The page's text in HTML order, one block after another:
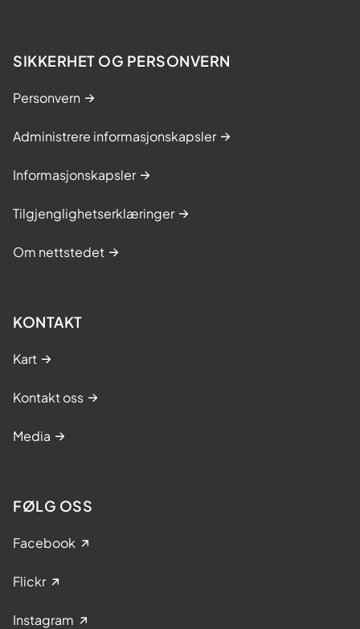
SIKKERHET OG PERSONVERN
Personvern
Administrere informasjonskapsler
Informasjonskapsler
Tilgjenglighetserklæringer
Om nettstedet
KONTAKT
Kart
Kontakt oss
Media
FØLG OSS
Facebook
Flickr
Instagram